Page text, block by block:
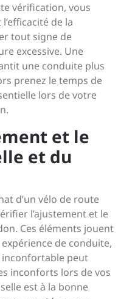
vérification, vous
de la
tout signe de
excessive. Une
une conduite plus
prenez le temps de
lors de votre
et le
et du
d’un vélo de route
l’ajustement et le
Ces éléments jouent
de conduite,
inconfortable peut
inconforts lors de vos
est à la bonne